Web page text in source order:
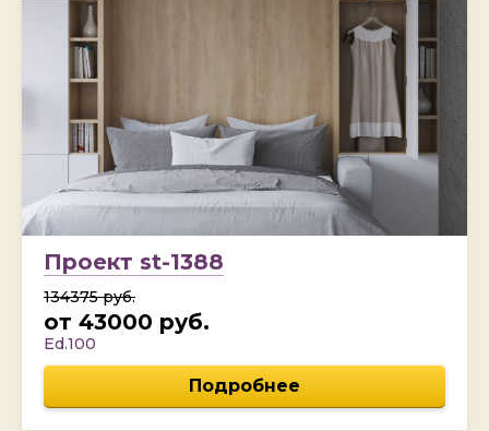
Проект st-1388
134375 руб.
от 43000 руб.
Ed.100
Подробнее